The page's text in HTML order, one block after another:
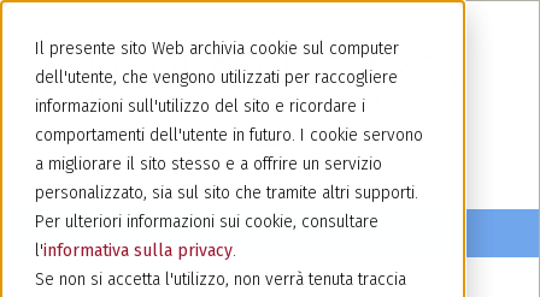
Il presente sito Web archivia cookie sul computer
dell'utente, che vengono utilizzati per raccogliere
informazioni sull'utilizzo del sito e ricordare i
comportamenti dell'utente in futuro. I cookie servono
a migliorare il sito stesso e a offrire un servizio
personalizzato, sia sul sito che tramite altri supporti.
Per ulteriori informazioni sui cookie, consultare
l'informativa sulla privacy.
Se non si accetta l'utilizzo, non verrà tenuta traccia